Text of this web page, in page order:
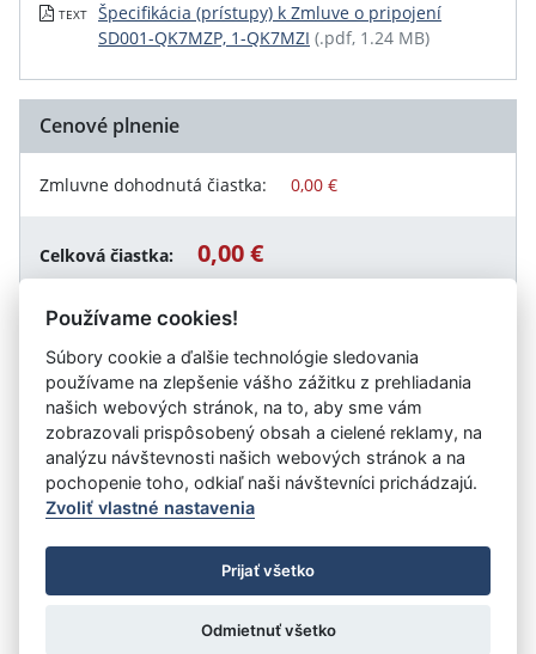
TEXT
Špecifikácia (prístupy) k Zmluve o pripojení
SD001-QK7MZP, 1-QK7MZI (.pdf, 1.24 MB)
Cenové plnenie
Zmluvne dohodnutá čiastka: 0,00 €
Celková čiastka: 0,00 €
Návrat späť
Vystavil:Ministerstvo vnútra SR
Úrad vlády SR
- Všetky práva vyhradené
Prehlásenie o prístupnosti
Zmluvy do 31.12.2010
Nastavenia cookies
: Aglo Solutions
Používame cookies!
Súbory cookie a ďalšie technológie sledovania
používame na zlepšenie vášho zážitku z prehliadania
našich webových stránok, na to, aby sme vám
zobrazovali prispôsobený obsah a cielené reklamy, na
analýzu návštevnosti našich webových stránok a na
pochopenie toho, odkiaľ naši návštevníci prichádzajú.
Zvoliť vlastné nastavenia
Prijať všetko
Odmietnuť všetko